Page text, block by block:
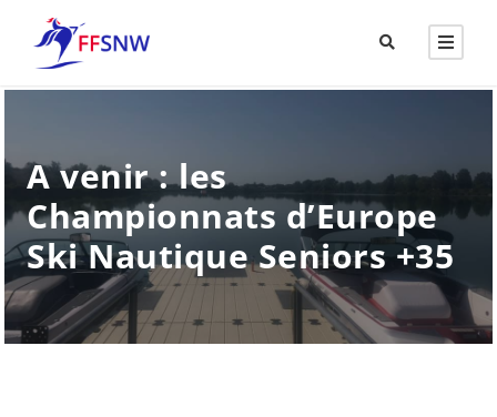
A venir : les
Championnats d’Europe
Ski Nautique Seniors +35